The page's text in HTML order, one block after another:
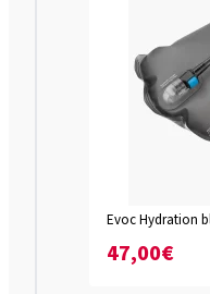
Evoc Hydration
47,00€